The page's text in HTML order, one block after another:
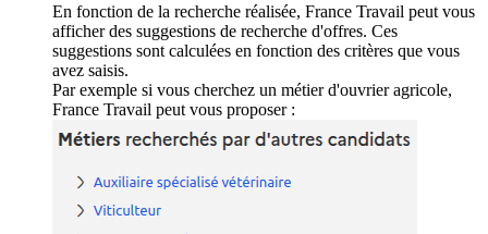
En fonction de la recherche réalisée, France Travail peut vous
afficher des suggestions de recherche d'offres. Ces
suggestions sont calculées en fonction des critères que vous
avez saisis.
Par exemple si vous cherchez un métier d'ouvrier agricole,
France Travail peut vous proposer :